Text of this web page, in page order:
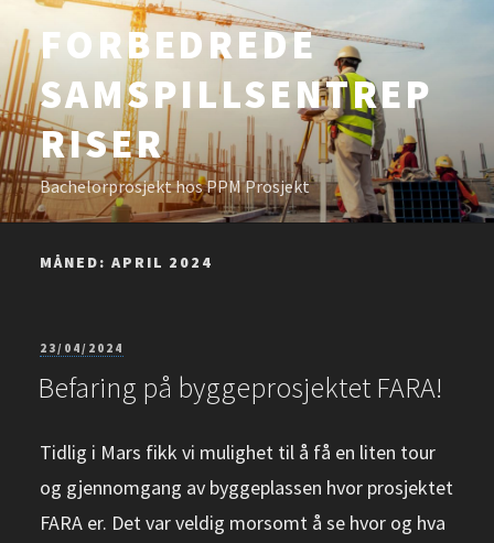
til
innhold
FORBEDREDE
SAMSPILLSENTREP
RISER
Bachelorprosjekt hos PPM Prosjekt
MÅNED: APRIL 2024
PUBLISERT
23/04/2024
Befaring på byggeprosjektet FARA!
Tidlig i Mars fikk vi mulighet til å få en liten tour
og gjennomgang av byggeplassen hvor prosjektet
FARA er. Det var veldig morsomt å se hvor og hva